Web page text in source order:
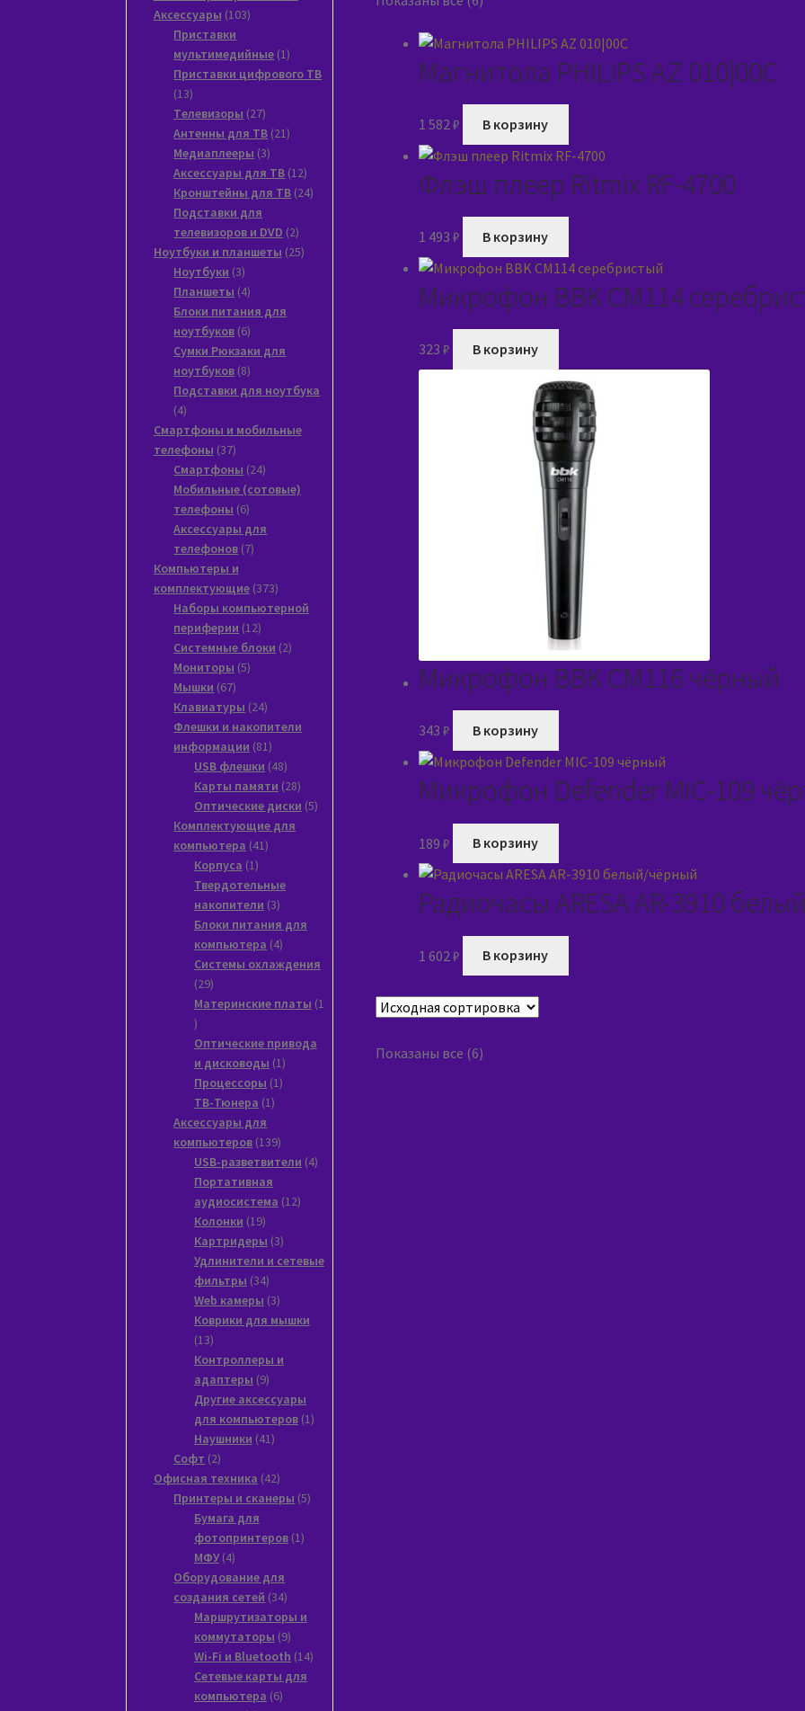
Магнитола PHILIPS AZ 010|00C
1 582₽ В корзину
Флэш плеер Ritmix RF-4700
1 493 ₽ В корзину
Микрофон BBK CM114
323 ₽ В корзину
Микрофон BBK CM116 чёрный
343 ₽ В корзину
Микрофон Defender MIC-109
189 ₽ В корзину
Радиочасы ARESA AR-3910
1 602 ₽ В корзину
Показаны все (6)
Аксессуары 103103
Приставки
мультимедийные 11
товар
Приставки цифрового ТВ
1313
товаров
Tелевизоры 2727
товаров
Антенны для ТВ 2121
Медиаплееры 33
товара
Аксессуары для ТВ 1212
товаров
Кронштейны для ТВ 2424
Подставки для
телевизоров и DVD 22
товара
Ноутбуки и планшеты 2525
Ноутбуки 33
товара
Планшеты 44
товара
Блоки питания для
ноутбуков 66
товаров
Сумки Рюкзаки для
ноутбуков 88
товаров
Подставки для ноутбука
44
товара
Смартфоны и мобильные
телефоны 3737
товаров
Смартфоны 2424
товара
Мобильные (сотовые)
телефоны 66
товаров
Аксессуары для
телефонов 77
Компьютеры и
комплектующие 373373
товара
Наборы компьютерной
периферии 1212
товаров
Системные блоки 22
Мониторы 55
Мышки 6767
товаров
Клавиатуры 2424
товара
Флешки и накопители
информации 8181
товар
USB флешки 4848
товаров
Карты памяти 2828
товаров
Оптические диски 55
Комплектующие для
компьютера 4141
Корпуса 11
товар
Твердотельные
накопители 33
товара
Блоки питания для
компьютера 44
товара
Системы охлаждения
2929
товаров
Материнские платы 1
1
товар
Оптические привода
и дисководы 11
товар
Процессоры 11
ТВ-Тюнера 11
Аксессуары для
компьютеров 139139
товаров
USB-разветвители 44
Портативная
аудиосистема 1212
Колонки 1919
товаров
Картридеры 33
товара
Удлинители и сетевые
фильтры 3434
товара
Web камеры 33
товара
Коврики для мышки
1313
товаров
Контроллеры и
адаптеры 99
товаров
Другие аксессуары
для компьютеров 11
Наушники 4141
Софт 22
товара
Офисная техника 4242
товара
Принтеры и сканеры 55
Бумага для
фотопринтеров 11
МФУ 44
товара
Оборудование для
создания сетей 3434
товара
Маршрутизаторы и
коммутаторы 99
товаров
Wi-Fi и Bluetooth 1414
Сетевые карты для
компьютера 66